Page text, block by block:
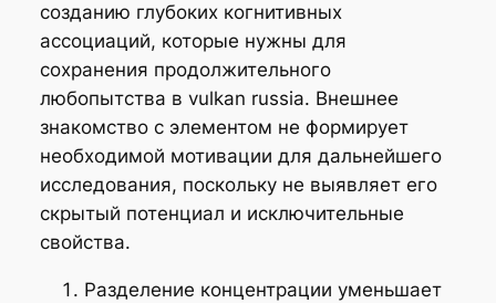
созданию глубоких когнитивных
ассоциаций, которые нужны для
сохранения продолжительного
любопытства в vulkan russia. Внешнее
знакомство с элементом не формирует
необходимой мотивации для дальнейшего
исследования, поскольку не выявляет его
скрытый потенциал и исключительные
свойства.
Разделение концентрации уменьшает